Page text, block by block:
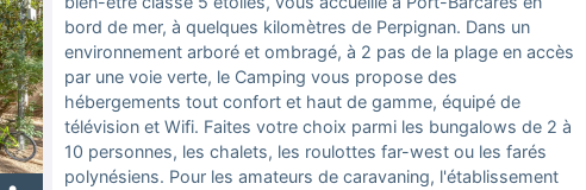
bord de mer, à quelques kilomètres de Perpignan. Dans un
environnement arboré et ombragé, à 2 pas de la plage en accès
par une voie verte, le Camping vous propose des
hébergements tout confort et haut de gamme, équipé de
télévision et Wifi. Faites votre choix parmi les bungalows de 2 à
10 personnes, les chalets, les roulottes far-west ou les farés
polynésiens. Pour les amateurs de caravaning, l'établissement